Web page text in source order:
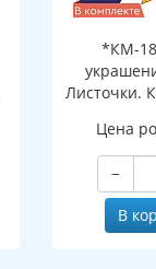
*КМ-
Листочки.
шт.
Цена
−
В